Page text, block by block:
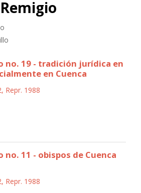
no. 19 - tradición jurídica en
en Cuenca
Repr. 1988
11 - obispos de Cuenca
Repr. 1988